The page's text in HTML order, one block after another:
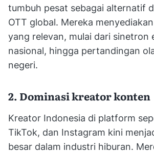
tumbuh pesat sebagai alternatif
OTT global. Mereka
yang relevan, mulai dari sinetron
nasional, hingga pertandingan
negeri.
2. Dominasi kreator konten
Kreator Indonesia di platform
TikTok, dan Instagram kini
besar dalam industri hiburan.